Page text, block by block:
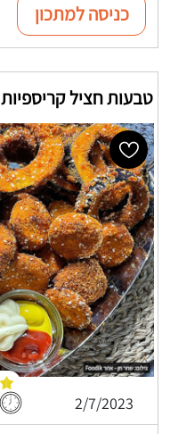
כניסה למתכון
טבעות חציל קריספיות
2/7/2023